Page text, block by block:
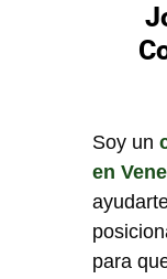
Soy un
en
para